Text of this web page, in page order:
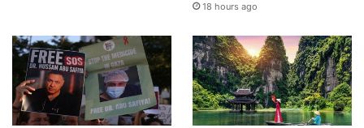
18 hours ago